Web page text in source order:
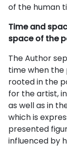
of the human
Time and
space of the
The Author
time when the
rooted in the
for the artist,
as well as in
which is
presented
influenced by